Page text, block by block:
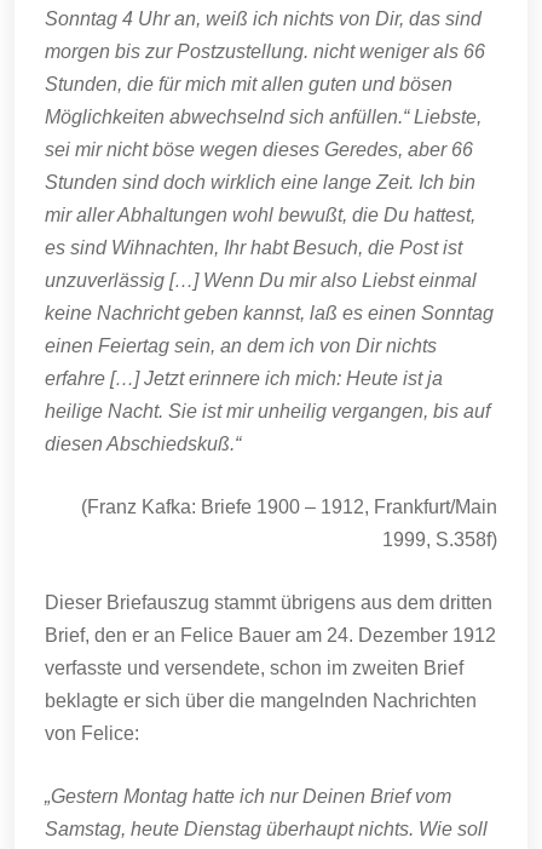
Sonntag 4 Uhr an, weiß ich nichts von Dir, das sind
morgen bis zur Postzustellung. nicht weniger als 66
Stunden, die für mich mit allen guten und bösen
Möglichkeiten abwechselnd sich anfüllen.“ Liebste,
sei mir nicht böse wegen dieses Geredes, aber 66
Stunden sind doch wirklich eine lange Zeit. Ich bin
mir aller Abhaltungen wohl bewußt, die Du hattest,
es sind Wihnachten, Ihr habt Besuch, die Post ist
unzuverlässig […] Wenn Du mir also Liebst einmal
keine Nachricht geben kannst, laß es einen Sonntag
einen Feiertag sein, an dem ich von Dir nichts
erfahre […] Jetzt erinnere ich mich: Heute ist ja
heilige Nacht. Sie ist mir unheilig vergangen, bis auf
diesen Abschiedskuß.“
(Franz Kafka: Briefe 1900 – 1912, Frankfurt/Main
1999, S.358f)
Dieser Briefauszug stammt übrigens aus dem dritten
Brief, den er an Felice Bauer am 24. Dezember 1912
verfasste und versendete, schon im zweiten Brief
beklagte er sich über die mangelnden Nachrichten
von Felice:
„Gestern Montag hatte ich nur Deinen Brief vom
Samstag, heute Dienstag überhaupt nichts. Wie soll